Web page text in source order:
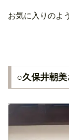
お気に入りのよ
○久保井朝美